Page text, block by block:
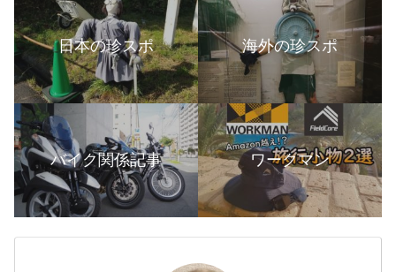
日本の珍スポ 海外の珍スポ
バイク関係記事 ワークマン